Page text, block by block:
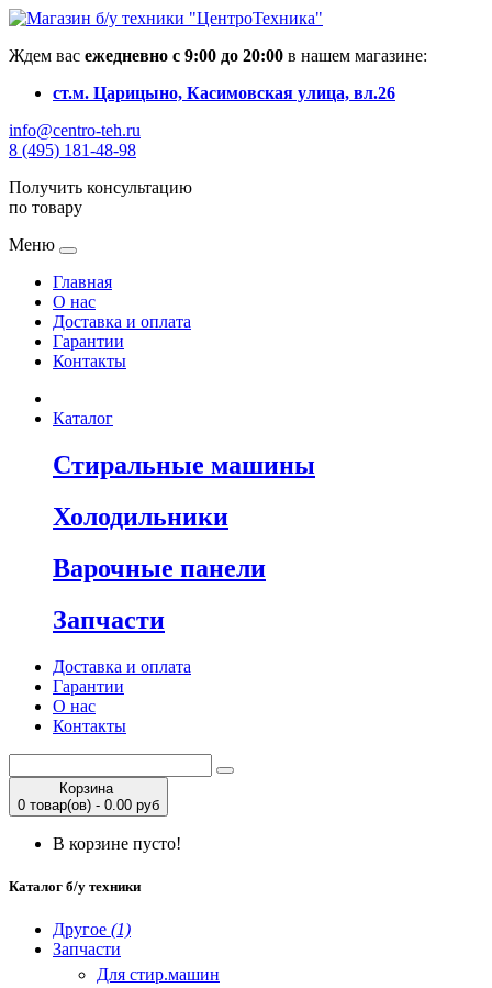
Ждем вас ежедневно с 9:00 до 20:00 в нашем магазине:
ст.м. Царицыно, Касимовская улица, вл.26
info@centro-teh.ru
8 (495) 181-48-98
Получить консультацию
по товару
Меню
Главная
О нас
Доставка и оплата
Гарантии
Контакты
Каталог
Стиральные машины
Холодильники
Варочные панели
Запчасти
Доставка и оплата
Гарантии
О нас
Контакты
Корзина
0 товар(ов) - 0.00 руб
В корзине пусто!
Каталог б/у техники
Другое (1)
Запчасти
Для стир.машин